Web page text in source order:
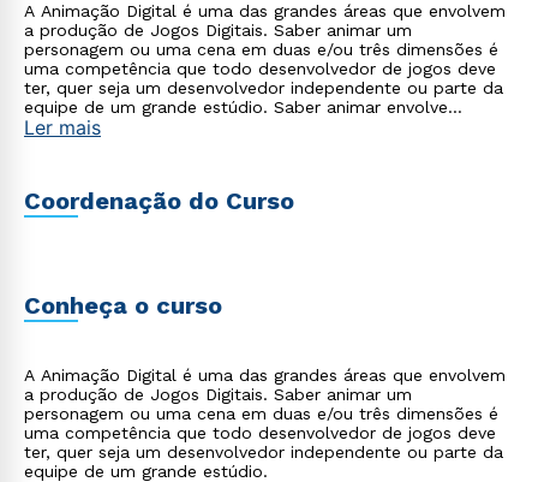
A Animação Digital é uma das grandes áreas que envolvem
a produção de Jogos Digitais. Saber animar um
personagem ou uma cena em duas e/ou três dimensões é
uma competência que todo desenvolvedor de jogos deve
ter, quer seja um desenvolvedor independente ou parte da
equipe de um grande estúdio. Saber animar envolve
algumas habilidades, como elaborar bem o roteiro de uma
- EAD 100% on-line pretende-se estudar os princípios
básicos para animação em duas e três dimensões. Serão
Ler mais
Coordenação do Curso
Conheça o curso
A Animação Digital é uma das grandes áreas que envolvem
a produção de Jogos Digitais. Saber animar um
personagem ou uma cena em duas e/ou três dimensões é
uma competência que todo desenvolvedor de jogos deve
ter, quer seja um desenvolvedor independente ou parte da
equipe de um grande estúdio.